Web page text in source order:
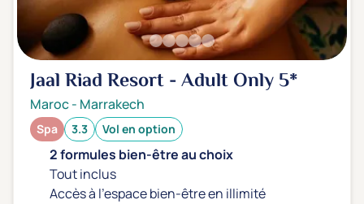
Jaal Riad Resort - Adult Only5*
Maroc- Marrakech
Spa 3.3 Vol en option
2 formules bien-être au choix
Tout inclus
Accès à l'espace bien-être en illimité